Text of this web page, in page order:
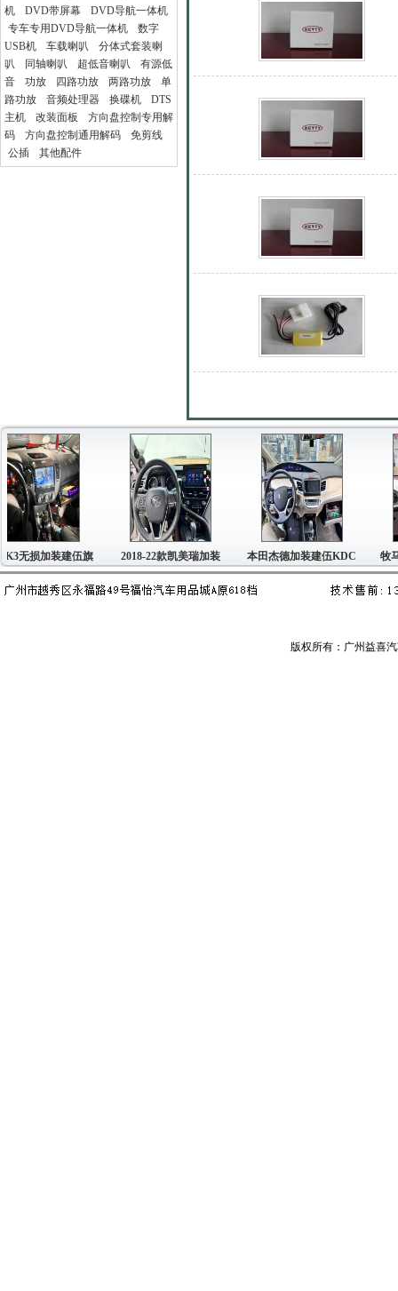
机
DVD带屏幕
DVD导航一体机
专车专用DVD导航一体机
数字
USB机
车载喇叭
分体式套装喇
叭
同轴喇叭 超低音喇叭
有源低
音
功放 四路功放 两路功放
单
路功放
音频处理器 换碟机
DTS
主机
改装面板
方向盘控制专用解
码
方向盘控制通用解码
免剪线
公插
其他配件
无损加装建伍旗 2018-22款凯美瑞加装 本田杰德加装建伍KDC 牧马
版权所有：广州益喜